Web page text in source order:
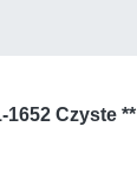
1652 Czyste **